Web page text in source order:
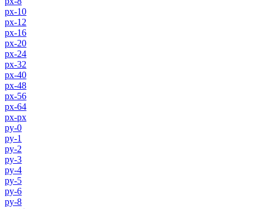
px-10
px-12
px-16
px-20
px-24
px-32
px-40
px-48
px-56
px-64
px-px
py-0
py-1
py-2
py-3
py-4
py-5
py-6
py-8